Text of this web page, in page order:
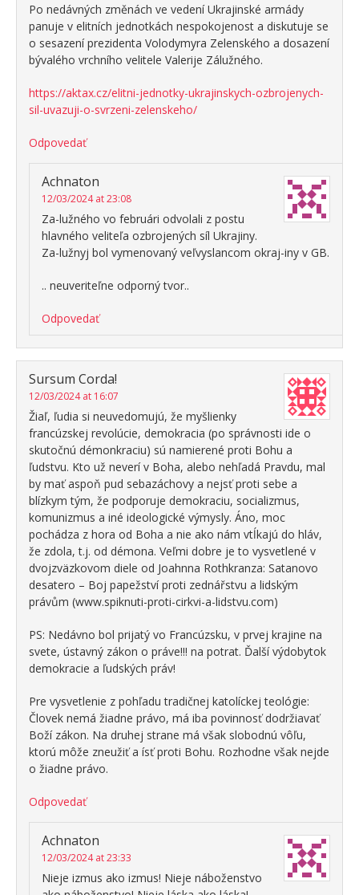
Po nedávných změnách ve vedení Ukrajinské armády
panuje v elitních jednotkách nespokojenost a diskutuje se
o sesazení prezidenta Volodymyra Zelenského a dosazení
bývalého vrchního velitele Valerije Zálužného.
https://aktax.cz/elitni-jednotky-ukrajinskych-ozbrojenych-
sil-uvazuji-o-svrzeni-zelenskeho/
Odpovedať
Achnaton
12/03/2024 at 23:08
Za-lužného vo februári odvolali z postu
hlavného veliteľa ozbrojených síl Ukrajiny.
Za-lužnyj bol vymenovaný veľvyslancom okraj-iny v GB.
.. neuveriteľne odporný tvor..
Odpovedať
Sursum Corda!
12/03/2024 at 16:07
Žiaľ, ľudia si neuvedomujú, že myšlienky
francúzskej revolúcie, demokracia (po správnosti ide o
skutočnú démonkraciu) sú namierené proti Bohu a
ľudstvu. Kto už neverí v Boha, alebo nehľadá Pravdu, mal
by mať aspoň pud sebazáchovy a nejsť proti sebe a
blízkym tým, že podporuje demokraciu, socializmus,
komunizmus a iné ideologické výmysly. Áno, moc
pochádza z hora od Boha a nie ako nám vtĺkajú do hláv,
že zdola, t.j. od démona. Veľmi dobre je to vysvetlené v
dvojzväzkovom diele od Joahnna Rothkranza: Satanovo
desatero – Boj papežství proti zednářstvu a lidským
právům (www.spiknuti-proti-cirkvi-a-lidstvu.com)
PS: Nedávno bol prijatý vo Francúzsku, v prvej krajine na
svete, ústavný zákon o práve!!! na potrat. Ďalší výdobytok
demokracie a ľudských práv!
Pre vysvetlenie z pohľadu tradičnej katolíckej teológie:
Človek nemá žiadne právo, má iba povinnosť dodržiavať
Boží zákon. Na druhej strane má však slobodnú vôľu,
ktorú môže zneužiť a ísť proti Bohu. Rozhodne však nejde
o žiadne právo.
Odpovedať
Achnaton
12/03/2024 at 23:33
Nieje izmus ako izmus! Nieje náboženstvo